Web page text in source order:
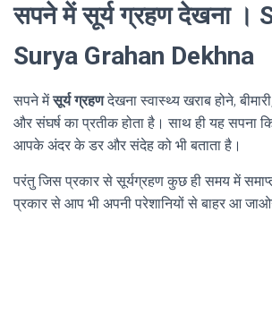
सपने में सूर्य ग्रहण देखना ।
Surya Grahan Dekhna
सपने मेंसूर्य ग्रहणदेखना स्वास्थ्य खराब होने,
और संघर्ष का प्रतीक होता है। साथ ही यह सपना
आपके अंदर के डर और संदेह को भी बताता है।
परंतु जिस प्रकार से सूर्यग्रहण कुछ ही समय में
प्रकार से आप भी अपनी परेशानियों से बाहर आ